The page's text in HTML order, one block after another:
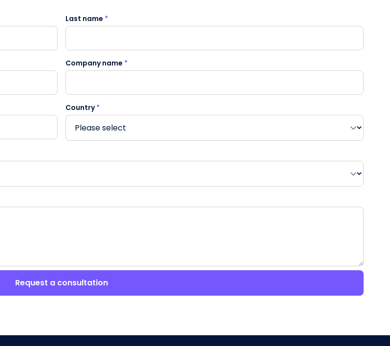
Last name *
Company name *
Country*
Request a consultation